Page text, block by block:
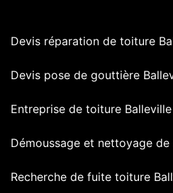
Devis réparation de toiture
Devis pose de gouttière
Entreprise de toiture Balleville
Démoussage et nettoyage
Recherche de fuite toiture